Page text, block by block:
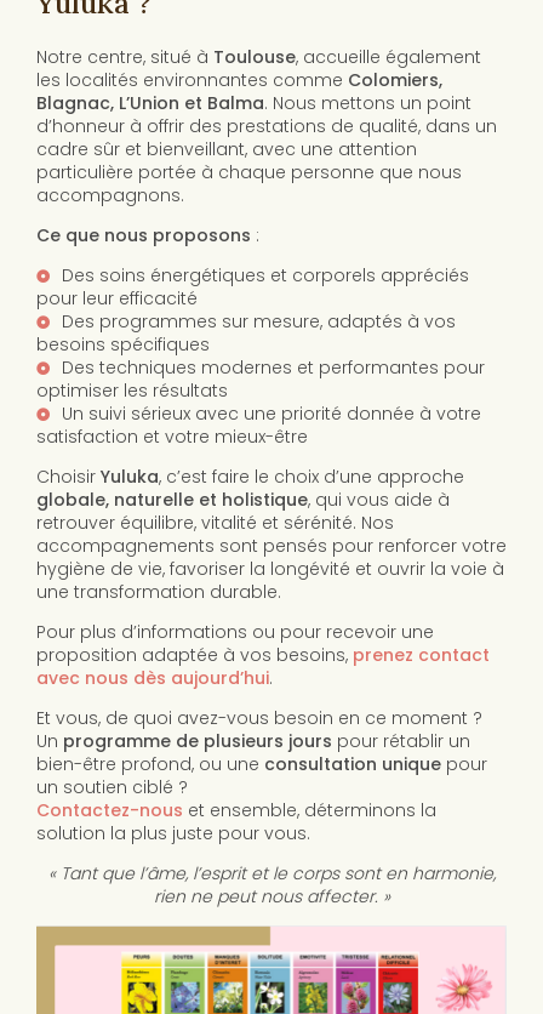
Notre centre, situé à Toulouse, accueille également
les localités environnantes comme Colomiers,
Blagnac, L’Union et Balma. Nous mettons un point
d’honneur à offrir des prestations de qualité, dans un
cadre sûr et bienveillant, avec une attention
particulière portée à chaque personne que nous
accompagnons.
Ce que nous proposons :
Des soins énergétiques et corporels appréciés
pour leur efficacité
Des programmes sur mesure, adaptés à vos
besoins spécifiques
Des techniques modernes et performantes pour
optimiser les résultats
Un suivi sérieux avec une priorité donnée à votre
satisfaction et votre mieux-être
Choisir Yuluka, c’est faire le choix d’une approche
globale, naturelle et holistique, qui vous aide à
retrouver équilibre, vitalité et sérénité. Nos
accompagnements sont pensés pour renforcer votre
hygiène de vie, favoriser la longévité et ouvrir la voie à
une transformation durable.
Pour plus d’informations ou pour recevoir une
proposition adaptée à vos besoins, prenez contact
avec nous dès aujourd’hui.
Et vous, de quoi avez-vous besoin en ce moment ?
Un programme de plusieurs jours pour rétablir un
bien-être profond, ou une consultation unique pour
un soutien ciblé ?
Contactez-nous et ensemble, déterminons la
solution la plus juste pour vous.
« Tant que l’âme, l’esprit et le corps sont en harmonie,
rien ne peut nous affecter. »